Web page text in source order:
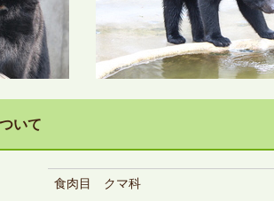
いて
食肉目 クマ科